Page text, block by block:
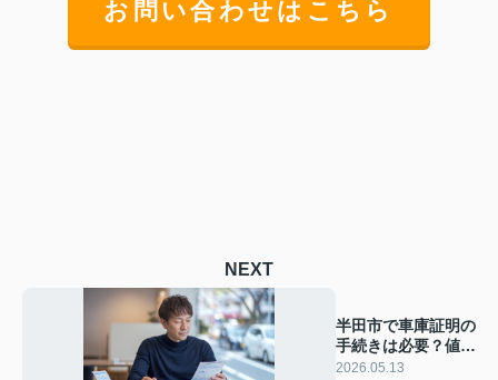
お問い合わせはこちら
NEXT
半田市で車庫証明の
手続きは必要？値段
の目安と費用を抑え
2026.05.13